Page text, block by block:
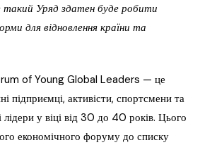
Уряд здатен буде робити
для відновлення країни та
of Young Global Leaders — це
підприємці, активісти, спортсмени та
лідери у віці від 30 до 40 років. Цього
економічного форуму до списку